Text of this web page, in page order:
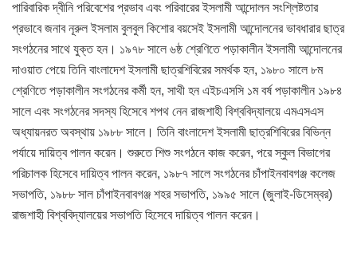
পারিবারিক দ্বীনি পরিবেশের প্রভাব এবং পরিবারের ইসলামী আন্দোলন সংশ্লিষ্টতার
প্রভাবে জনাব নূরুল ইসলাম বুলবুল কিশোর বয়সেই ইসলামী আন্দোলনের ভাবধারার ছাত্র
সংগঠনের সাথে যুক্ত হন। ১৯৭৮ সালে ৬ষ্ঠ শ্রেণিতে পড়াকালীন ইসলামী আন্দোলনের
দাওয়াত পেয়ে তিনি বাংলাদেশ ইসলামী ছাত্রশিবিরের সমর্থক হন, ১৯৮০ সালে ৮ম
শ্রেণিতে পড়াকালীন সংগঠনের কর্মী হন, সাথী হন এইচএসসি ১ম বর্ষ পড়াকালীন ১৯৮৪
সালে এবং সংগঠনের সদস্য হিসেবে শপথ নেন রাজশাহী বিশ্ববিদ্যালয়ে এমএসএস
অধ্যায়নরত অবস্থায় ১৯৮৮ সালে। তিনি বাংলাদেশ ইসলামী ছাত্রশিবিরের বিভিন্ন
পর্যায়ে দায়িত্ব পালন করেন। শুরুতে শিশু সংগঠনে কাজ করেন, পরে স্কুল বিভাগের
পরিচালক হিসেবে দায়িত্ব পালন করেন, ১৯৮৭ সালে সংগঠনের চাঁপাইনবাবগঞ্জ কলেজ
সভাপতি, ১৯৮৮ সাল চাঁপাইনবাবগঞ্জ শহর সভাপতি, ১৯৯৫ সালে (জুলাই-ডিসেম্বর)
রাজশাহী বিশ্ববিদ্যালয়ের সভাপতি হিসেবে দায়িত্ব পালন করেন।